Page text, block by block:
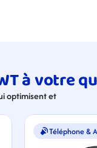
à votre
optimisent et
Téléphone &